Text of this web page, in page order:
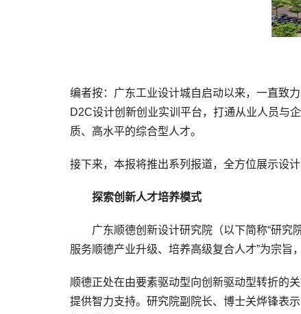
编者按：广东工业设计城自启动以来，一直致
D2C设计创新创业实训平台，打通从业人员与
质、高水平的综合型人才。
接下来，本报将推出系列报道，全方位展示设
探索创新人才培养模式
广东顺德创新设计研究院（以下简称“研究院
服务顺德产业升级、培养高级复合人才”为宗旨
顺德正处在由要素驱动型向创新驱动型转折的
提供智力支持。研究院副院长、博士关烨锋表